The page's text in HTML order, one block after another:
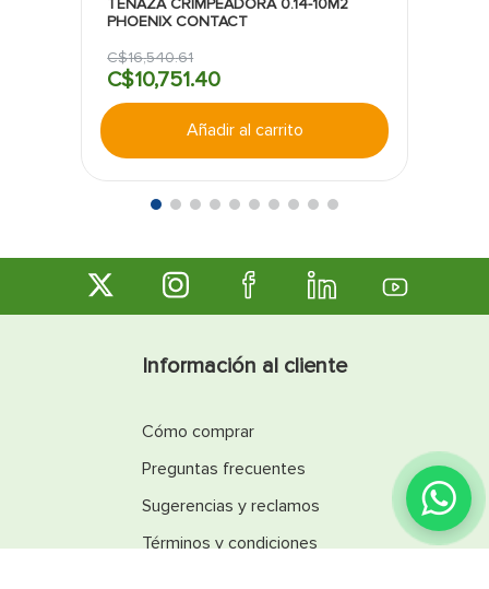
¿Encontraste lo que
buscabas?
PHOENIX CONTACT
C$16,540.61
C$10,751.40
Añadir al carrito
Información al cliente
Cómo comprar
Preguntas frecuentes
Sugerencias y reclamos
Términos y condiciones